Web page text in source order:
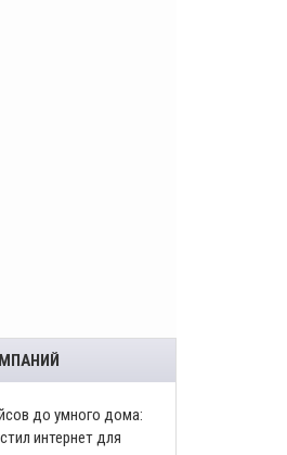
до умного дома:
интернет для